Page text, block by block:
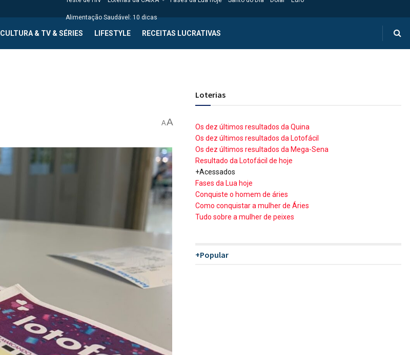
Alimentação Saudável: 10 dicas
CULTURA & TV & SÉRIES LIFESTYLE RECEITAS LUCRATIVAS
AA
Loterias
Os dez últimos resultados da Quina
Os dez últimos resultados da Lotofácil
Os dez últimos resultados da Mega-Sena
Resultado da Lotofácil de hoje
+Acessados
Fases da Lua hoje
Conquiste o homem de áries
Como conquistar a mulher de Áries
Tudo sobre a mulher de peixes
+Popular